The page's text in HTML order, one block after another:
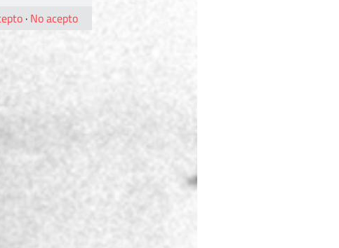
· No acepto